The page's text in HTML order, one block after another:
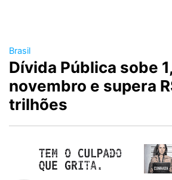
Brasil
Dívida Pública sobe
novembro e supera
trilhões